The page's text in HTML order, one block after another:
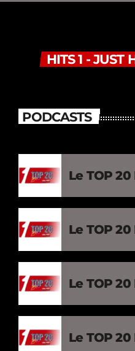
HITS 1 - JUST
PODCASTS
Le TOP 20
Le TOP 20
Le TOP
Le TOP